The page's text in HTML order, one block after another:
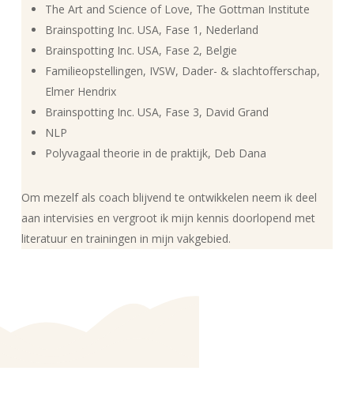
The Art and Science of Love, The Gottman Institute
Brainspotting Inc. USA, Fase 1, Nederland
Brainspotting Inc. USA, Fase 2, Belgie
Familieopstellingen, IVSW, Dader- & slachtofferschap,
Elmer Hendrix
Brainspotting Inc. USA, Fase 3, David Grand
NLP
Polyvagaal theorie in de praktijk, Deb Dana
Om mezelf als coach blijvend te ontwikkelen neem ik deel
aan intervisies en vergroot ik mijn kennis doorlopend met
literatuur en trainingen in mijn vakgebied.